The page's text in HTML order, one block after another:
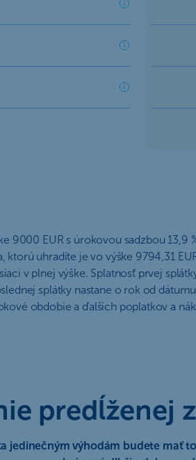
9000 EUR s úrokovou sadzbou
ktorú uhradíte je vo výške 9794,31
v plnej výške. Splatnosť prvej
splátky nastane o rok od
obdobie a ďalších poplatkov a
predĺženej
jedinečným výhodám budete mať